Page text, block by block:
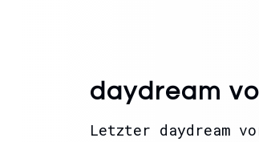
daydream
Letzter daydream